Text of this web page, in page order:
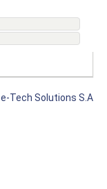
e-Tech Solutions S.A